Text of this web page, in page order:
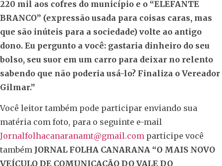
220 mil aos cofres do município e o “ELEFANTE
BRANCO” (expressão usada para coisas caras, mas
que são inúteis para a sociedade) volte ao antigo
dono. Eu pergunto a você: gastaria dinheiro do seu
bolso, seu suor em um carro para deixar no relento
sabendo que não poderia usá-lo? Finaliza o Vereador
Gilmar.”
Você leitor também pode participar enviando sua
matéria com foto, para o seguinte e-mail
Jornalfolhacanaranamt@gmail.com participe você
também JORNAL FOLHA CANARANA “O MAIS NOVO
VEÍCULO DE COMUNICAÇÃO DO VALE DO